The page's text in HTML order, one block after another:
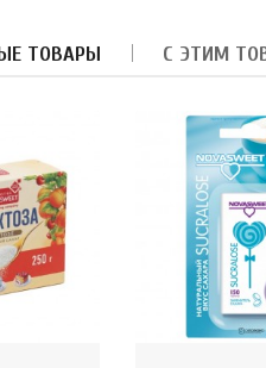
суфле с
вишней в
ТОВАРЫ С ЭТИМ